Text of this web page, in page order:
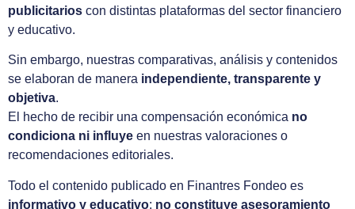
publicitarios con distintas plataformas del sector financiero
y educativo.
Sin embargo, nuestras comparativas, análisis y contenidos
se elaboran de manera independiente, transparente y
objetiva.
El hecho de recibir una compensación económica no
condiciona ni influye en nuestras valoraciones o
recomendaciones editoriales.
Todo el contenido publicado en Finantres Fondeo es
informativo y educativo; no constituye asesoramiento